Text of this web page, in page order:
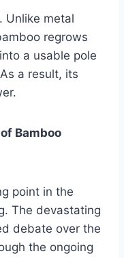
Unlike metal
regrows
a usable pole
a result, its
Bamboo
point in the
The devastating
debate over the
the ongoing